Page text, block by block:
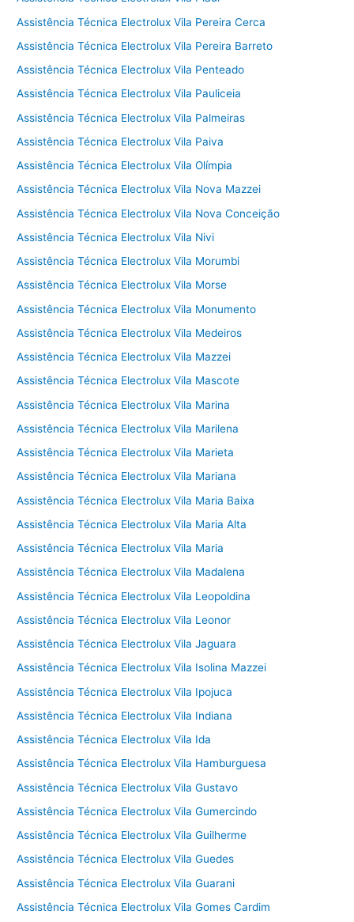
Assistência Técnica Electrolux Vila Pereira Cerca
Assistência Técnica Electrolux Vila Pereira Barreto
Assistência Técnica Electrolux Vila Penteado
Assistência Técnica Electrolux Vila Pauliceia
Assistência Técnica Electrolux Vila Palmeiras
Assistência Técnica Electrolux Vila Paiva
Assistência Técnica Electrolux Vila Olímpia
Assistência Técnica Electrolux Vila Nova Mazzei
Assistência Técnica Electrolux Vila Nova Conceição
Assistência Técnica Electrolux Vila Nivi
Assistência Técnica Electrolux Vila Morumbi
Assistência Técnica Electrolux Vila Morse
Assistência Técnica Electrolux Vila Monumento
Assistência Técnica Electrolux Vila Medeiros
Assistência Técnica Electrolux Vila Mazzei
Assistência Técnica Electrolux Vila Mascote
Assistência Técnica Electrolux Vila Marina
Assistência Técnica Electrolux Vila Marilena
Assistência Técnica Electrolux Vila Marieta
Assistência Técnica Electrolux Vila Mariana
Assistência Técnica Electrolux Vila Maria Baixa
Assistência Técnica Electrolux Vila Maria Alta
Assistência Técnica Electrolux Vila Maria
Assistência Técnica Electrolux Vila Madalena
Assistência Técnica Electrolux Vila Leopoldina
Assistência Técnica Electrolux Vila Leonor
Assistência Técnica Electrolux Vila Jaguara
Assistência Técnica Electrolux Vila Isolina Mazzei
Assistência Técnica Electrolux Vila Ipojuca
Assistência Técnica Electrolux Vila Indiana
Assistência Técnica Electrolux Vila Ida
Assistência Técnica Electrolux Vila Hamburguesa
Assistência Técnica Electrolux Vila Gustavo
Assistência Técnica Electrolux Vila Gumercindo
Assistência Técnica Electrolux Vila Guilherme
Assistência Técnica Electrolux Vila Guedes
Assistência Técnica Electrolux Vila Guarani
Assistência Técnica Electrolux Vila Gomes Cardim